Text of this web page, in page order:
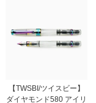
【TWSBI/ツイスビー】
ダイヤモンド580 アイリ